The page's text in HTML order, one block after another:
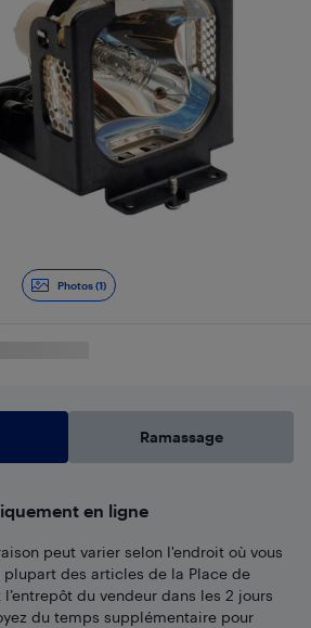
Photos (1)
Ramassage
en ligne
peut varier selon l'endroit où vous
plupart des articles de la Place de
du vendeur dans les 2 jours
du temps supplémentaire pour